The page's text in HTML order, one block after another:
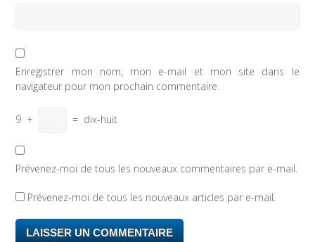
Enregistrer mon nom, mon e-mail et mon site dans le
navigateur pour mon prochain commentaire.
9 + = dix-huit
Prévenez-moi de tous les nouveaux commentaires par e-mail.
Prévenez-moi de tous les nouveaux articles par e-mail.